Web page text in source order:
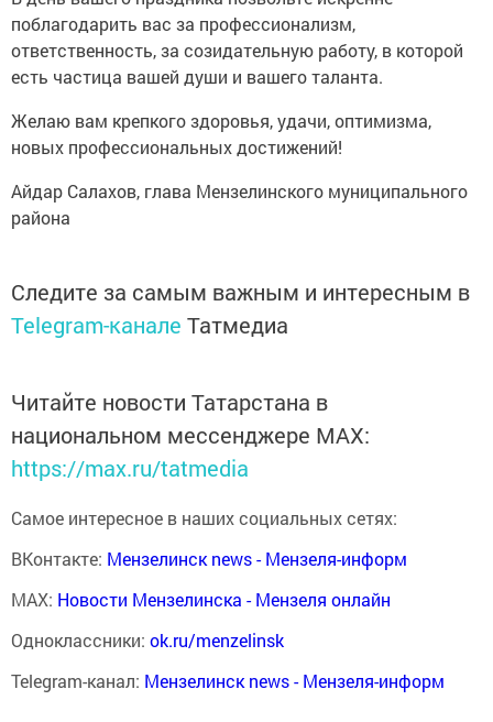
поблагодарить вас за профессионализм,
ответственность, за созидательную работу, в которой
есть частица вашей души и вашего таланта.
Желаю вам крепкого здоровья, удачи, оптимизма,
новых профессиональных достижений!
Айдар Салахов, глава Мензелинского муниципального
района
Следите за самым важным и интересным в
Telegram-канале Татмедиа
Читайте новости Татарстана в
национальном мессенджере MАХ:
https://max.ru/tatmedia
Самое интересное в наших социальных сетях:
ВКонтакте: Мензелинск news - Мензеля-информ
MAX: Новости Мензелинска - Мензеля онлайн
Одноклассники: ok.ru/menzelinsk
Telegram-канал: Мензелинск news - Мензеля-информ